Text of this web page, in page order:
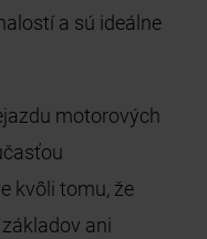
a sú ideálne
motorových
kvôli tomu, že
ani